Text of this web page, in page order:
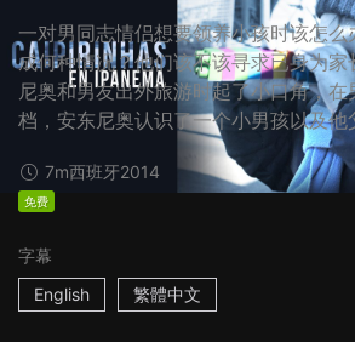
一对男同志情侣想要领养小孩时该怎
成何种情况？他们该不该寻求已身为家
尼奥和男友出外旅游时起了小口角，
档，安东尼奥认识了一个小男孩以及他
7m西班牙2014
免费
字幕
English
繁體中文